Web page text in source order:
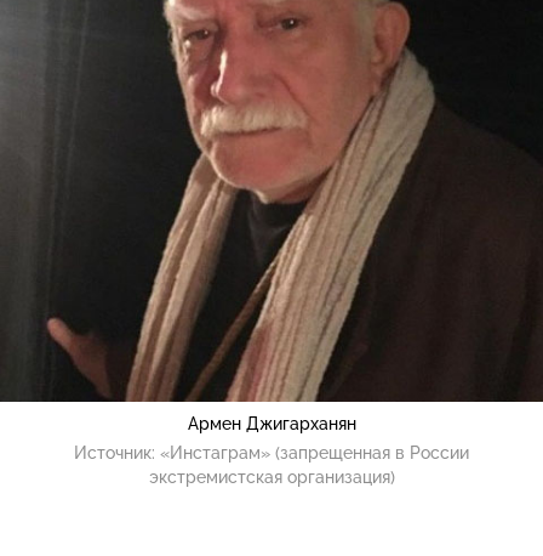
Армен Джигарханян
Источник: «Инстаграм» (запрещенная в России
экстремистская организация)